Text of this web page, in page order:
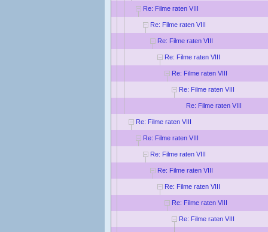
Re: Filme raten VIII
Re: Filme raten VIII
Re: Filme raten VIII
Re: Filme raten VIII
Re: Filme raten VIII
Re: Filme raten VIII
Re: Filme raten VIII
Re: Filme raten VIII
Re: Filme raten VIII
Re: Filme raten VIII
Re: Filme raten VIII
Re: Filme raten VIII
Re: Filme raten VIII
Re: Filme raten VIII